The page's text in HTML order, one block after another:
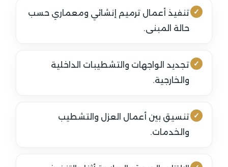
تنفيذ أعمال ترميم إنشائي ومعماري حسب
حالة المبنى.
تجديد الواجهات والتشطيبات الداخلية
والخارجية.
تنسيق بين أعمال العزل والتشطيب
والخدمات.